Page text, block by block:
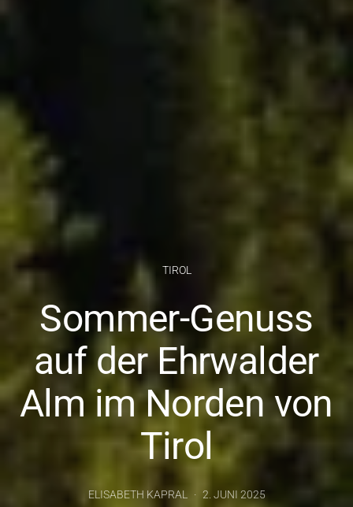
TIROL
Sommer-Genuss
auf der Ehrwalder
Alm im Norden von
Tirol
ELISABETH KAPRAL 2. JUNI 2025